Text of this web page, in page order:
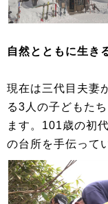
自然とともに生き
現在は三代目夫妻
る3人の子どもた
ます。101歳の初
の台所を手伝って